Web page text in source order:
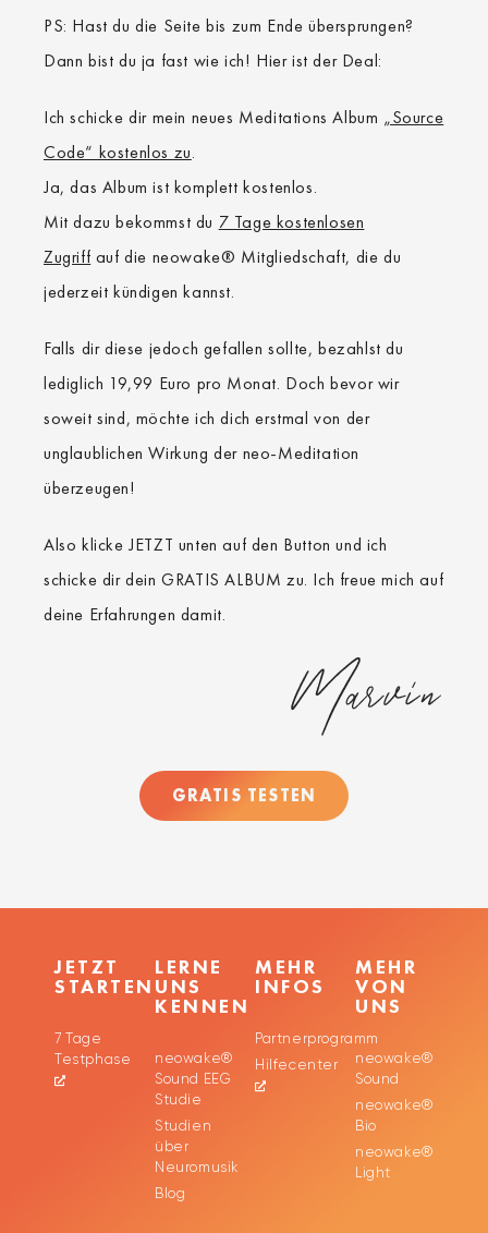
PS: Hast du die Seite bis zum Ende übersprungen?
Dann bist du ja fast wie ich! Hier ist der Deal:
Ich schicke dir mein neues Meditations Album „Source
Code“ kostenlos zu.
Ja, das Album ist komplett kostenlos.
Mit dazu bekommst du 7 Tage kostenlosen
Zugriff auf die neowake® Mitgliedschaft, die du
jederzeit kündigen kannst.
Falls dir diese jedoch gefallen sollte, bezahlst du
lediglich 19,99 Euro pro Monat. Doch bevor wir
soweit sind, möchte ich dich erstmal von der
unglaublichen Wirkung der neo-Meditation
überzeugen!
Also klicke JETZT unten auf den Button und ich
schicke dir dein GRATIS ALBUM zu. Ich freue mich auf
deine Erfahrungen damit.
GRATIS TESTEN
JETZT
STARTEN
7 Tage
Testphase
LERNE
UNS
KENNEN
neowake®
Sound EEG
Studie
Studien
über
Neuromusik
Blog
MEHR
INFOS
Partnerprogramm
Hilfecenter
MEHR
VON
UNS
neowake®
Sound
neowake®
Bio
neowake®
Light